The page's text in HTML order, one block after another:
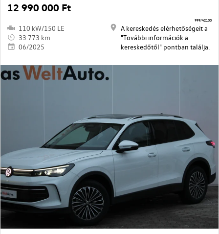
12 990 000 Ft
110 kW/150 LE
33 773 km
06/2025
A kereskedés elérhetőségeit a
"További információk a
kereskedőtől" pontban találja.
999/42100